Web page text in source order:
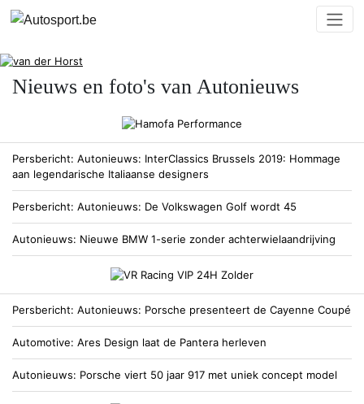
Nieuws en foto's van Autonieuws
Persbericht Autonieuws
InterClassics Brussels 2019: Hommage
aan legendarische Italiaanse designers
Persbericht Autonieuws De Volkswagen Golf wordt 45
Autonieuws Nieuwe BMW 1-serie zonder achterwielaandrijving
Persbericht Autonieuws Porsche presenteert de Cayenne Coupé
Automotive Ares Design laat de Pantera herleven
Autonieuws Porsche viert 50 jaar 917 met uniek concept model